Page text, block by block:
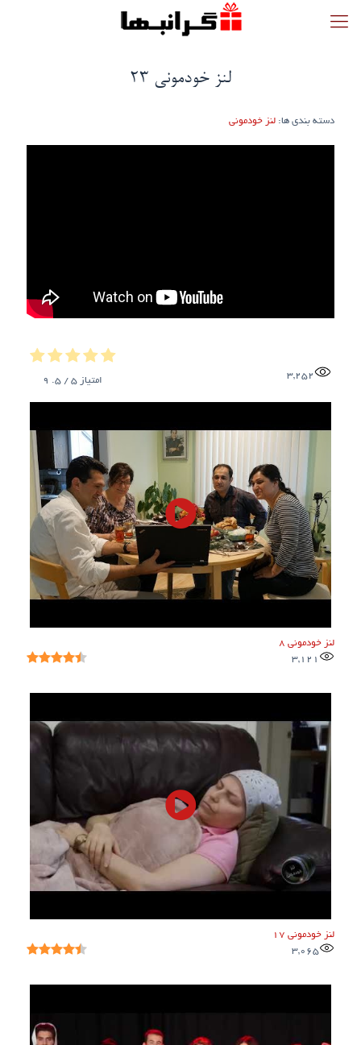
لنز خودمونی ۲۳
دسته بندی ها: لنز خودمونی
3,252 امتیاز 5
/ 5.
9
لنز خودمونی ۸
3,121
لنز خودمونی ۱۷
3,065